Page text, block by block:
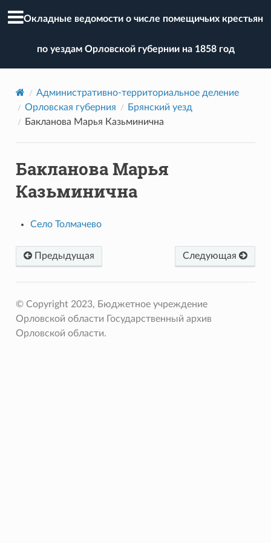
Окладные ведомости о числе помещичьих крестьян
по уездам Орловской губернии на 1858 год
Административно-территориальное деление
Орловская губерния
Брянский уезд
Бакланова Марья Казьминична
Бакланова Марья
Казьминична
Село Толмачево
Предыдущая Следующая
© Copyright 2023, Бюджетное учреждение
Орловской области Государственный архив
Орловской области.